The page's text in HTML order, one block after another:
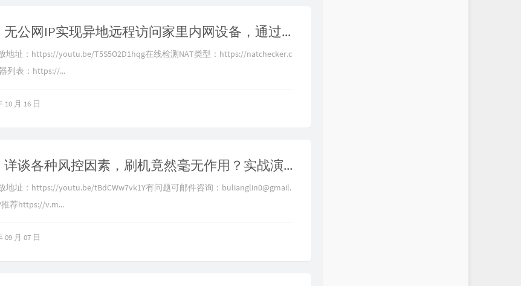
【全网最细】无公网IP实现异地远程访问家里内网设备，通过stun打洞穿透运营商NAT，实现P2P直连满速下载，无需花钱搭建内网穿透服务，打洞通信流程分析，stun、fullcone、nat1、CGNAT、完全锥形
地址：https://youtu.be/T5S5O2D1hqg在线检测NAT类型：https://natchecker.c
列表：https://...
10 月 16 日
【跨境电商】详谈各种风控因素，刷机竟然毫无作用？实战演示TikTok注册运营全过程分享，硬件设备选择、网络环境伪装、住宅IP和机房IP的区别、视频质量对自然推流的影响，跨境电商社交媒体运营风控预防指南
地址：https://youtu.be/tBdCWw7vk1Y有问题可邮件咨询： bulianglin0@gmail.
荐https://v.m...
09 月 07 日